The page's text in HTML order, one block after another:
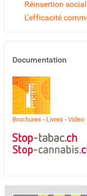
Réinsertion
L'efficacité
Documentation
Brochures - Livres - Video